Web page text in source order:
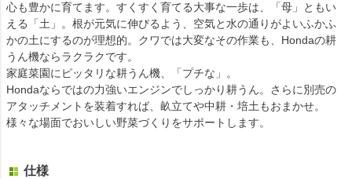
心も豊かに育てます。すくすく育てる大事な一歩は、「母」ともい
える「土」。根が元気に伸びるよう、空気と水の通りがよいふかふ
かの土にするのが理想的。クワでは大変なその作業も、Hondaの耕
うん機ならラクラクです。
家庭菜園にピッタリな耕うん機、「プチな」。
Hondaならではの力強いエンジンでしっかり耕うん。さらに別売の
アタッチメントを装着すれば、畝立てや中耕・培土もおまかせ。
様々な場面でおいしい野菜づくりをサポートします。
仕様